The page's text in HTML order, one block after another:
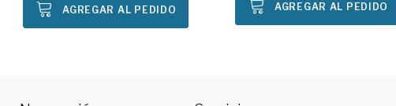
AGREGAR AL PEDIDO AGREGAR AL PEDIDO